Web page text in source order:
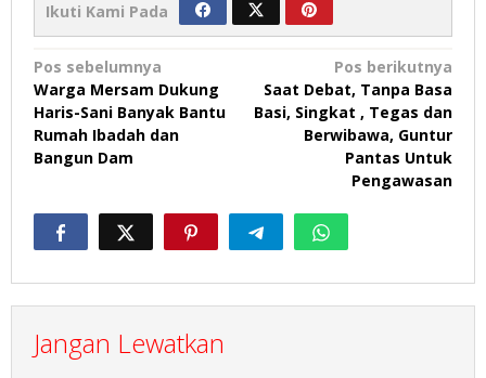
Ikuti Kami Pada
Navigasi
pos
Pos sebelumnya
Warga Mersam Dukung
Haris-Sani Banyak Bantu
Rumah Ibadah dan
Bangun Dam
Pos berikutnya
Saat Debat, Tanpa Basa
Basi, Singkat , Tegas dan
Berwibawa, Guntur
Pantas Untuk
Pengawasan
Jangan Lewatkan